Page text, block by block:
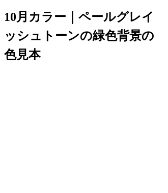
10月カラー｜ペールグレイ
ッシュトーンの緑色背景の
色見本